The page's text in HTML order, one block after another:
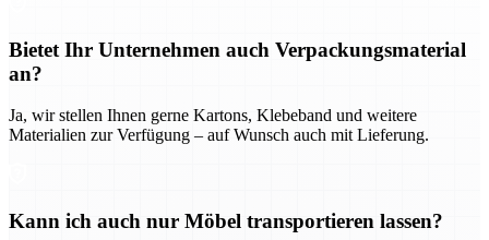
Bietet Ihr Unternehmen auch Verpackungsmaterial
an?
Ja, wir stellen Ihnen gerne Kartons, Klebeband und weitere
Materialien zur Verfügung – auf Wunsch auch mit Lieferung.
Kann ich auch nur Möbel transportieren lassen?